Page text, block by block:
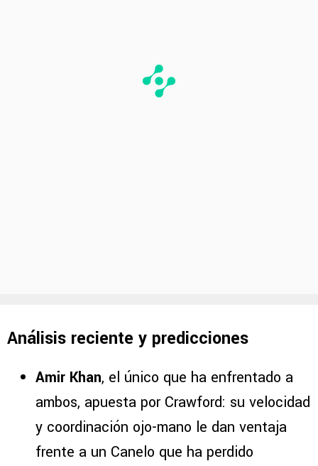
Análisis reciente y predicciones
Amir Khan, el único que ha enfrentado a
ambos, apuesta por Crawford: su velocidad
y coordinación ojo-mano le dan ventaja
frente a un Canelo que ha perdido